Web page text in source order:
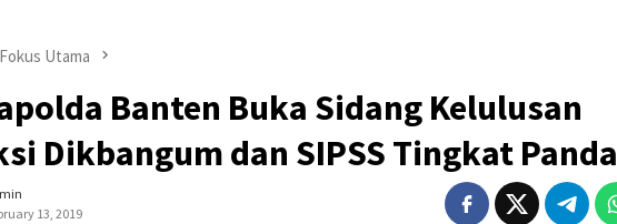
Fokus Utama
Banten Buka Sidang Kelulusan
Dikbangum dan SIPSS Tingkat Panda
13, 2019